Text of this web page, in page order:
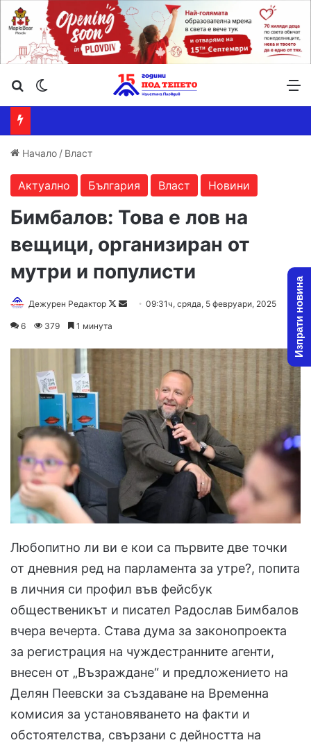
Търсене ...
Начало / Власт
Актуално България Власт Новини
Бимбалов: Това е лов на
вещици, организиран от
мутри и популисти
Дежурен Редактор
Follow
Send09:31ч, сряда, 5 февруари, 2025
6 379 1 минута
Любопитно ли ви е кои са първите две точки
от дневния ред на парламента за утре?, попита
в личния си профил във фейсбук
общественикът и писател Радослав Бимбалов
вчера вечерта. Става дума за законопроекта
за регистрация на чуждестранните агенти,
внесен от „Възраждане“ и предложението на
Делян Пеевски за създаване на Временна
комисия за установяването на факти и
обстоятелства, свързани с дейността на
Изпрати новина